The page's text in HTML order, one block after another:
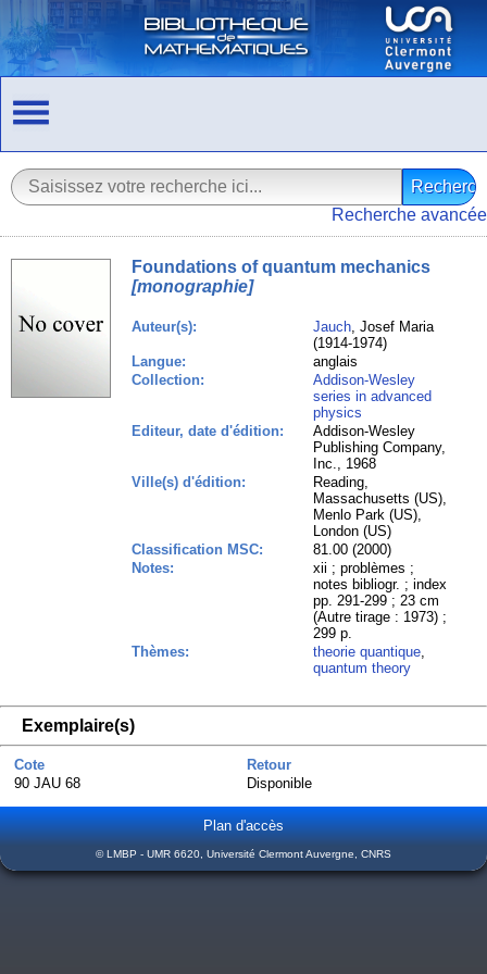
Recherche avancée
Foundations of quantum mechanics
[monographie]
Auteur(s): Jauch, Josef Maria
(1914-1974)
Langue:
anglais
Collection:
Addison-Wesley
series in advanced
physics
Editeur, date d'édition:
Addison-Wesley
Publishing Company,
Inc., 1968
Ville(s) d'édition:
Reading,
Massachusetts (US),
Menlo Park (US),
London (US)
Classification MSC:
81.00 (2000)
Notes:
xii ; problèmes ;
notes bibliogr. ; index
pp. 291-299 ; 23 cm
(Autre tirage : 1973) ;
299 p.
Thèmes:
theorie quantique,
quantum theory
Exemplaire(s)
Cote
Retour
90 JAU 68
Disponible
Plan d'accès
© LMBP - UMR 6620, Université Clermont Auvergne, CNRS